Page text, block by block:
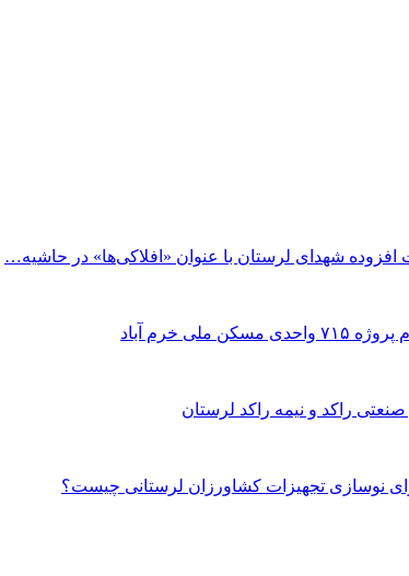
افزوده شهدای لرستان با عنوان «افلاکی‌ها» در حاشیه…
خرم آباد
راکد و نیمه راکد لرستان